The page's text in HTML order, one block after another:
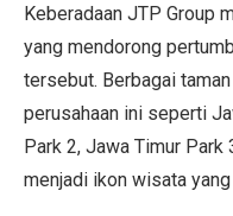
Keberadaan JTP Group
yang mendorong
tersebut. Berbagai
perusahaan ini seperti
Park 2, Jawa Timur Park
menjadi ikon wisata